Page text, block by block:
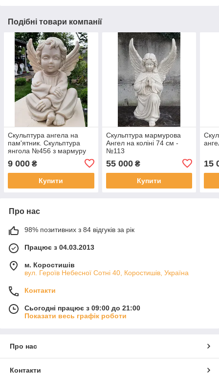
Подібні товари компанії
Скульптура ангела на
пам'ятник. Скульптура
янгола №456 з мармуру
9 000 ₴
Купити
Скульптура мармурова
Ангел на коліні 74 см -
№113
55 000₴
Купити
15
Про нас
98% позитивних з 84 відгуків за рік
Працює з 04.03.2013
м. Коростишів
вул. Героїв Небесної Сотні 40, Коростишів, Україна
Контакти
Сьогодні працює з 09:00 до 21:00
Показати весь графік роботи
Про нас
Контакти